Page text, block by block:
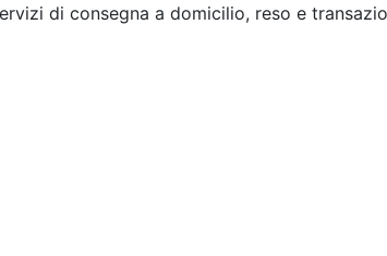
di consegna a domicilio, reso e